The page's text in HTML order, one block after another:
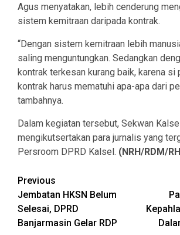
Agus menyatakan, lebih cenderung
sistem kemitraan daripada kontrak.
“Dengan sistem kemitraan lebih
saling menguntungkan. Sedangkan
kontrak terkesan kurang baik, karena si
kontrak harus mematuhi apa-apa dari
tambahnya.
Dalam kegiatan tersebut, Sekwan
mengikutsertakan para jurnalis yang
Persroom DPRD Kalsel. (NRH/RDM/
Continue
Reading
Previous
Jembatan HKSN Belum
Selesai, DPRD
Banjarmasin Gelar RDP